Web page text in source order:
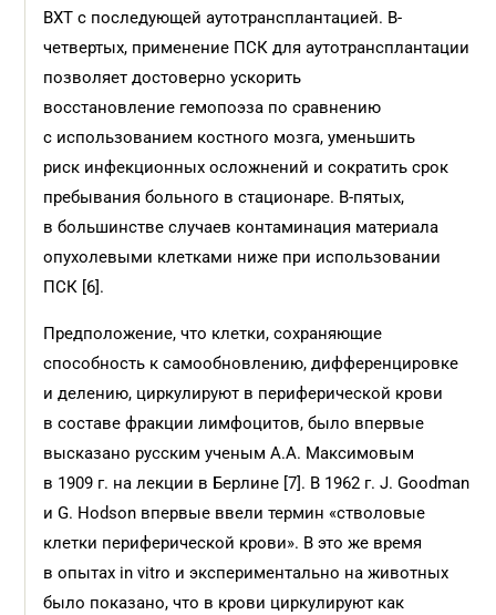
ВХТ с последующей аутотрансплантацией. В-
четвертых, применение ПСК для аутотрансплантации
позволяет достоверно ускорить
восстановление гемопоэза по сравнению
с использованием костного мозга, уменьшить
риск инфекционных осложнений и сократить срок
пребывания больного в стационаре. В-пятых,
в большинстве случаев контаминация материала
опухолевыми клетками ниже при использовании
ПСК [6].
Предположение, что клетки, сохраняющие
способность к самообновлению, дифференцировке
и делению, циркулируют в периферической крови
в составе фракции лимфоцитов, было впервые
высказано русским ученым А.А. Максимовым
в 1909 г. на лекции в Берлине [7]. В 1962 г. J. Goodman
и G. Hodson впервые ввели термин «стволовые
клетки периферической крови». В это же время
в опытах in vitro и экспериментально на животных
было показано, что в крови циркулируют как